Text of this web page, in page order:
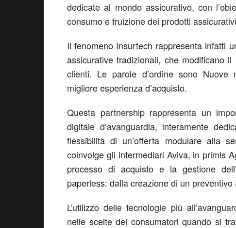
dedicate al mondo assicurativo, con
consumo e fruizione dei prodotti
Il fenomeno Insurtech rappresenta infatti
assicurative tradizionali, che modificano
clienti. Le parole d’ordine sono Nuove
migliore esperienza d’acquisto.
Questa partnership rappresenta un
digitale d’avanguardia, interamente
flessibilità di un’offerta modulare alla
coinvolge gli intermediari Aviva, in primis
processo di acquisto e la gestione
paperless: dalla creazione di un
L’utilizzo delle tecnologie più
nelle scelte dei consumatori quando si